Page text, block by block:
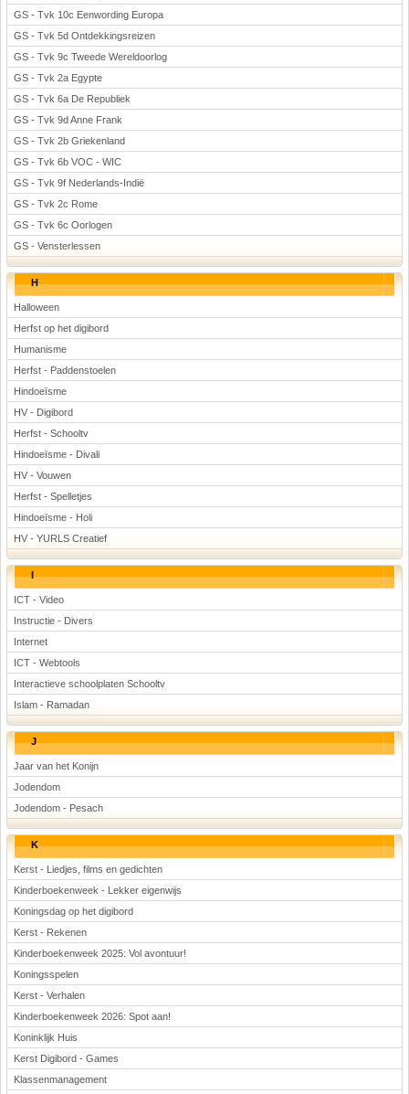
GS - Tvk 10c Eenwording Europa
GS - Tvk 5d Ontdekkingsreizen
GS - Tvk 9c Tweede Wereldoorlog
GS - Tvk 2a Egypte
GS - Tvk 6a De Republiek
GS - Tvk 9d Anne Frank
GS - Tvk 2b Griekenland
GS - Tvk 6b VOC - WIC
GS - Tvk 9f Nederlands-Indië
GS - Tvk 2c Rome
GS - Tvk 6c Oorlogen
GS - Vensterlessen
H
Halloween
Herfst op het digibord
Humanisme
Herfst - Paddenstoelen
Hindoeïsme
HV - Digibord
Herfst - Schooltv
Hindoeïsme - Divali
HV - Vouwen
Herfst - Spelletjes
Hindoeïsme - Holi
HV - YURLS Creatief
I
ICT - Video
Instructie - Divers
Internet
ICT - Webtools
Interactieve schoolplaten Schooltv
Islam - Ramadan
J
Jaar van het Konijn
Jodendom
Jodendom - Pesach
K
Kerst - Liedjes, films en gedichten
Kinderboekenweek - Lekker eigenwijs
Koningsdag op het digibord
Kerst - Rekenen
Kinderboekenweek 2025: Vol avontuur!
Koningsspelen
Kerst - Verhalen
Kinderboekenweek 2026: Spot aan!
Koninklijk Huis
Kerst Digibord - Games
Klassenmanagement